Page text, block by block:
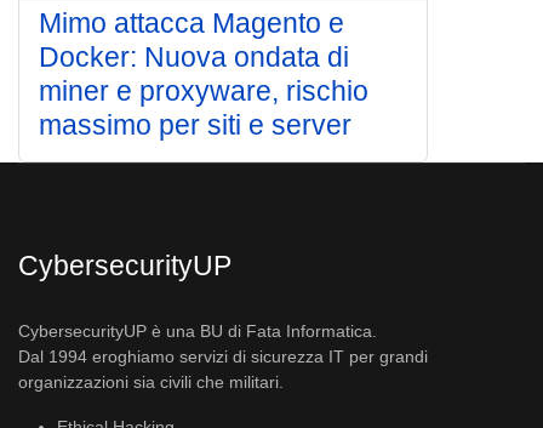
Mimo attacca Magento e
Docker: Nuova ondata di
miner e proxyware, rischio
massimo per siti e server
CybersecurityUP
CybersecurityUP è una BU di Fata Informatica.
Dal 1994 eroghiamo servizi di sicurezza IT per grandi
organizzazioni sia civili che militari.